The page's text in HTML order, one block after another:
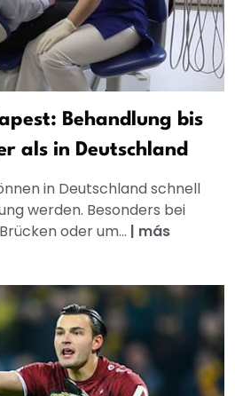
Behandlung bis
als in Deutschland
in Deutschland schnell
werden. Besonders bei
oder um... | más